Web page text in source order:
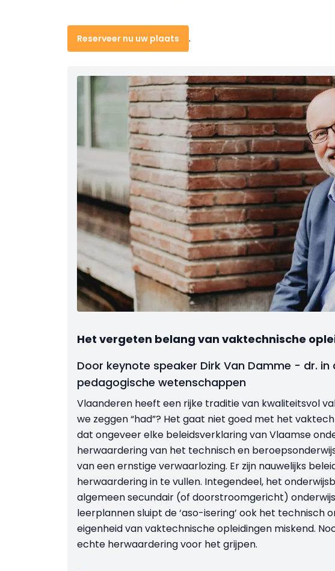
Reserveer nu uw plaats .
Het vergeten belang van vaktechnische
Door keynote speaker Dirk Van Damme - dr.
pedagogische wetenschappen
Vlaanderen heeft een rijke traditie van kwaliteitsvol
we zeggen “had”? Het gaat niet goed met het
dat ongeveer elke beleidsverklaring van Vlaamse
herwaardering van het technisch en
van een ernstige verwaarlozing. Er zijn nauwelijks
herwaardering in te vullen. Integendeel, het
algemeen secundair (of doorstroomgericht)
leerplannen sluipt de ‘aso-isering’ ook het technisch
eigenheid van vaktechnische opleidingen miskend.
echte herwaardering voor het grijpen.